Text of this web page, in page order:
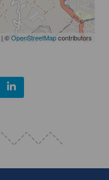
| ©OpenStreetMapcontributors